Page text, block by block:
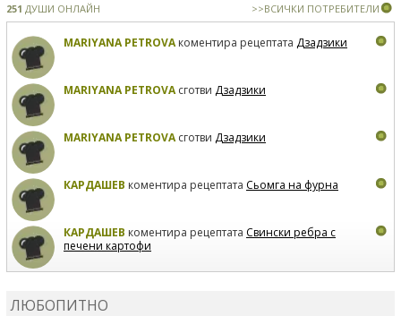
251 ДУШИ ОНЛАЙН >>ВСИЧКИ ПОТРЕБИТЕЛИ
MARIYANA PETROVAкоментира рецептата Дзадзики
MARIYANA PETROVAсготви Дзадзики
MARIYANA PETROVAсготви Дзадзики
КАРДАШЕВ коментира рецептата Сьомга на фурна
КАРДАШЕВ коментира рецептата Свински ребра с
печени картофи
ЛЮБОПИТНО